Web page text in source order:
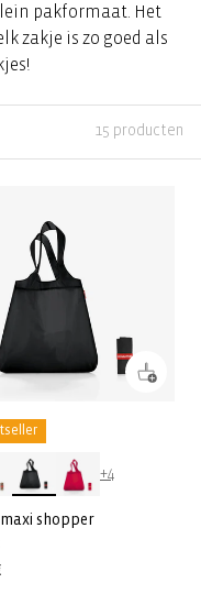
pakformaat. Het
zakje is zo goed als
15 producten
+4
shopper